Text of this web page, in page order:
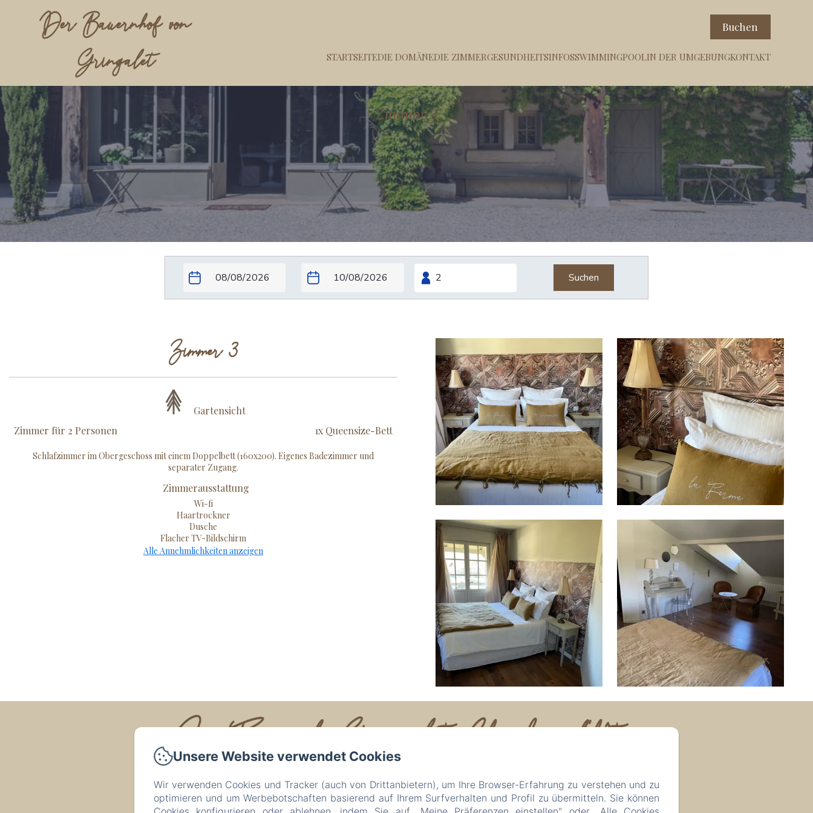
Der Bauernhof von
Gringalet
Buchen
STARTSEITEDIE DOMÄNEDIE ZIMMERGESUNDHEITSINFOSSWIMMINGPOOLIN DER UMGEBUNGKONTAKT
Zimmer 3
Suchen
Zimmer 3
Gartensicht
Zimmer für 2 Personen
1x Queensize-Bett
Schlafzimmer im Obergeschoss mit einem Doppelbett (160x200). Eigenes Badezimmer und
separater Zugang.
Zimmerausstattung
Wi-fi
Haartrockner
Dusche
Flacher TV-Bildschirm
Alle Annehmlichkeiten anzeigen
La Ferme de Gringalet Chambres d'hôtes
Lieu dit, Gringalet, Anthon, 38280, Frankreich
lafermedegringalet@gmail.com
06 62 38 52 90
Unsere Website verwendet Cookies
Wir verwenden Cookies und Tracker (auch von Drittanbietern), um Ihre Browser-Erfahrung zu verstehen und zu
optimieren und um Werbebotschaften basierend auf Ihrem Surfverhalten und Profil zu übermitteln. Sie können